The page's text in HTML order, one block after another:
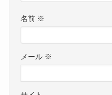
名前 ※
メール ※